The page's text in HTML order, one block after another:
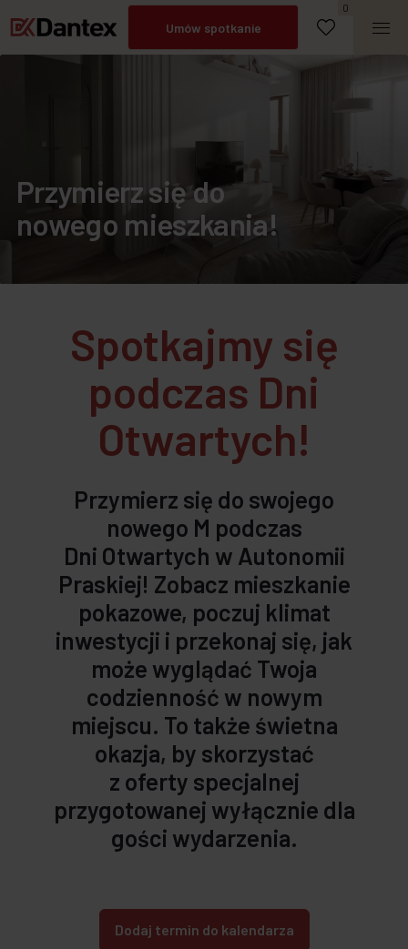
Umów spotkanie
Napisz do nas
0
Przymierz się do
nowego mieszkania!
Spotkajmy się
podczas Dni
Otwartych!
Przymierz się do swojego
nowego M podczas
Dni Otwartych w Autonomii
Praskiej! Zobacz mieszkanie
pokazowe, poczuj klimat
inwestycji i przekonaj się, jak
może wyglądać Twoja
codzienność w nowym
miejscu. To także świetna
okazja, by skorzystać
z oferty specjalnej
przygotowanej wyłącznie dla
gości wydarzenia.